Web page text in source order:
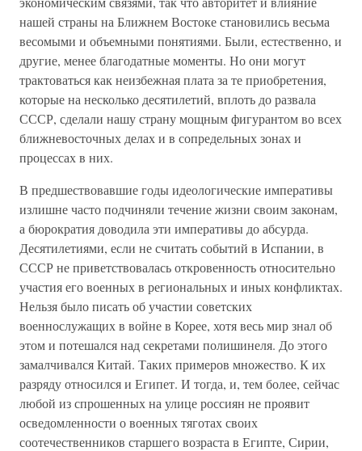
нашей страны на Ближнем Востоке становились весьма
весомыми и объемными понятиями. Были, естественно, и
другие, менее благодатные моменты. Но они могут
трактоваться как неизбежная плата за те приобретения,
которые на несколько десятилетий, вплоть до развала
СССР, сделали нашу страну мощным фигурантом во всех
ближневосточных делах и в сопредельных зонах и
процессах в них.
В предшествовавшие годы идеологические императивы
излишне часто подчиняли течение жизни своим законам,
а бюрократия доводила эти императивы до абсурда.
Десятилетиями, если не считать событий в Испании, в
СССР не приветствовалась откровенность относительно
участия его военных в региональных и иных конфликтах.
Нельзя было писать об участии советских
военнослужащих в войне в Корее, хотя весь мир знал об
этом и потешался над секретами полишинеля. До этого
замалчивался Китай. Таких примеров множество. К их
разряду относился и Египет. И тогда, и, тем более, сейчас
любой из спрошенных на улице россиян не проявит
осведомленности о военных тяготах своих
соотечественников старшего возраста в Египте, Сирии,